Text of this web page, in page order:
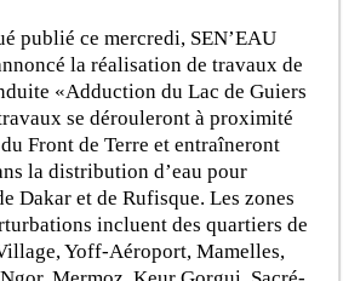
publié ce mercredi, SEN’EAU
la réalisation de travaux de
«Adduction du Lac de Guiers
se dérouleront à proximité
Front de Terre et entraîneront
la distribution d’eau pour
Dakar et de Rufisque. Les zones
incluent des quartiers de
Yoff-Aéroport, Mamelles,